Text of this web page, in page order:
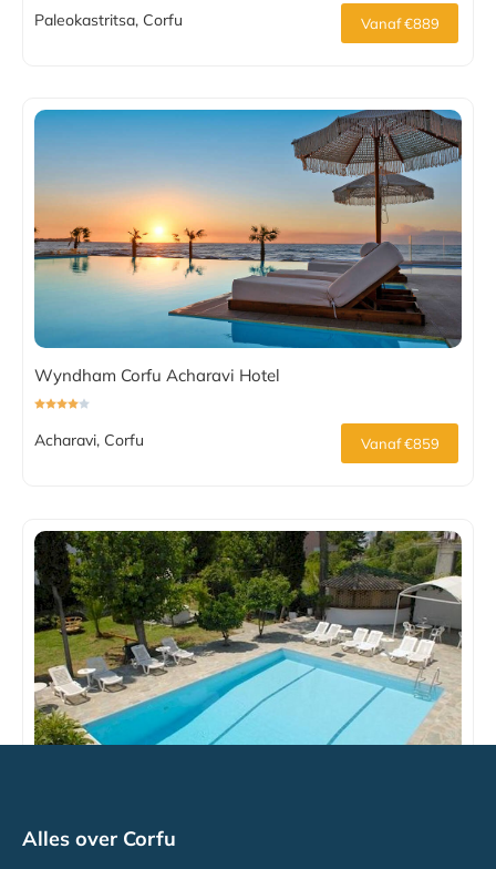
Paleokastritsa, Corfu Vanaf €889
Wyndham Corfu Acharavi Hotel
Acharavi, Corfu Vanaf €859
Alles over Corfu